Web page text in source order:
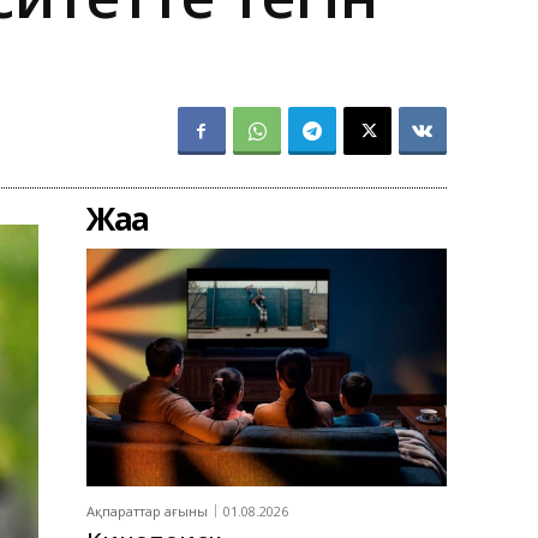
Жаңа
Ақпараттар ағыны 01.08.2026